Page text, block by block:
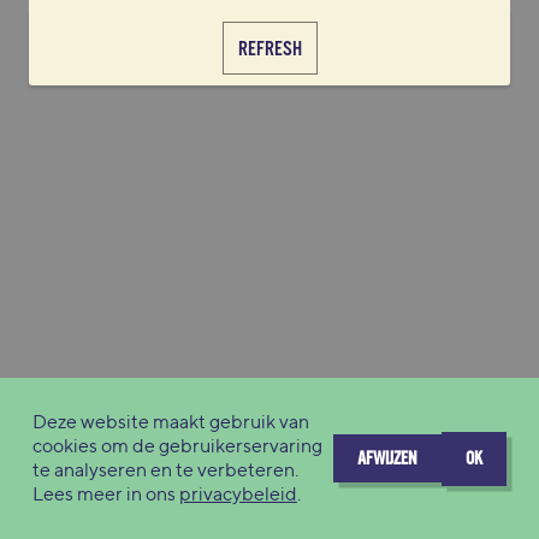
REFRESH
Deze website maakt gebruik van
cookies om de gebruikerservaring
te analyseren en te verbeteren.
Lees meer in ons privacybeleid.
AFWIJZEN OK